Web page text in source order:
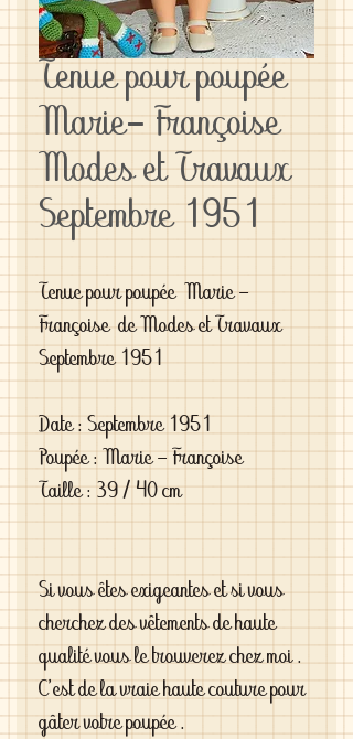
Tenue pour poupée
Marie- Françoise
Modes et Travaux
Septembre 1951
Tenue pour poupée Marie -
Françoise de Modes et Travaux
Septembre 1951
Date : Septembre 1951
Poupée : Marie - Françoise
Taille : 39 / 40 cm
Si vous êtes exigeantes et si vous
cherchez des vêtements de haute
qualité vous le trouverez chez moi .
C'est de la vraie haute couture pour
gâter votre poupée .